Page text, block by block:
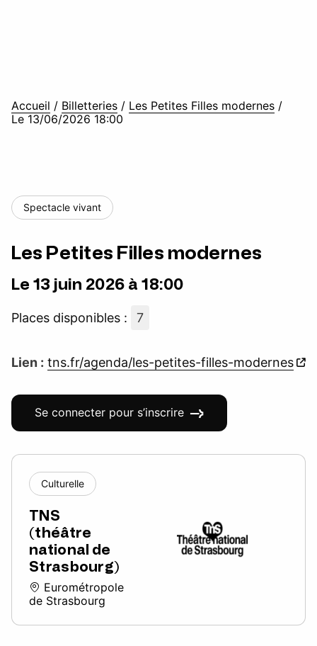
Accueil / Billetteries / Les Petites Filles modernes /
Le 13/06/2026 18:00
Spectacle vivant
Les Petites Filles modernes
Le 13 juin 2026 à 18:00
Places disponibles : 7
Lien : tns.fr/agenda/les-petites-filles-modernes
Se connecter pour s’inscrire
Culturelle
TNS
(théâtre
national de
Strasbourg)
Eurométropole
de Strasbourg